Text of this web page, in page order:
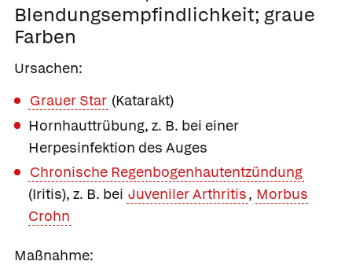
Blendungsempfindlichkeit; graue
Farben
Ursachen:
Grauer Star (Katarakt)
Hornhauttrübung, z. B. bei einer
Herpesinfektion des Auges
Chronische Regenbogenhautentzündung
(Iritis), z. B. bei Juveniler Arthritis, Morbus
Crohn
Maßnahme: